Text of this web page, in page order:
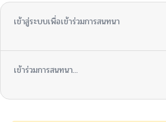
ตอนที่ 3
เข้าสู่ระบบเพื่อเข้าร่วมการสนทนา
เข้าร่วมการสนทนา...